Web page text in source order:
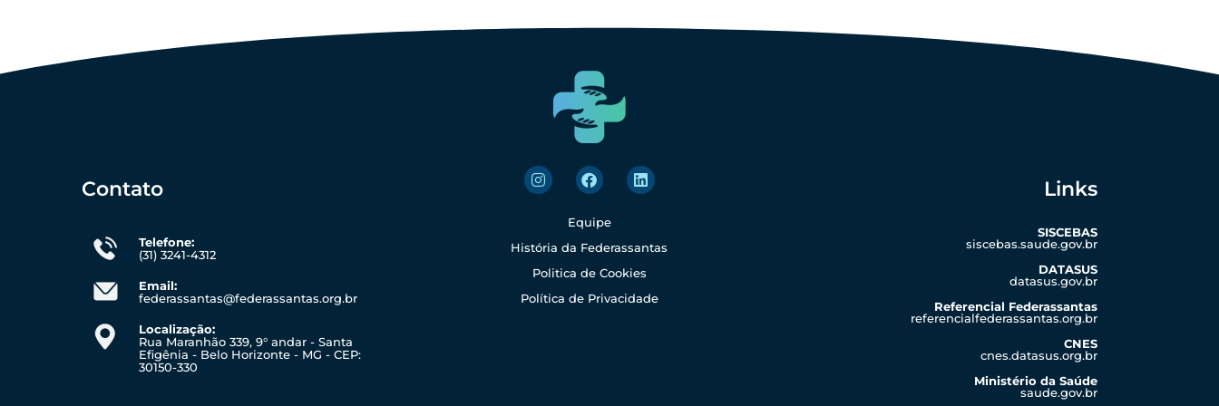
Contato
Telefone:
(31) 3241-4312
Email:
federassantas@federassantas.org.br
Localização:
Rua Maranhão 339, 9° andar - Santa
Efigênia - Belo Horizonte - MG - CEP:
30150-330
Equipe
História da Federassantas
Politica de Cookies
Política de Privacidade
Links
SISCEBAS
siscebas.saude.gov.br
DATASUS
datasus.gov.br
Referencial Federassantas
referencialfederassantas.org.br
CNES
cnes.datasus.org.br
Ministério da Saúde
saude.gov.br